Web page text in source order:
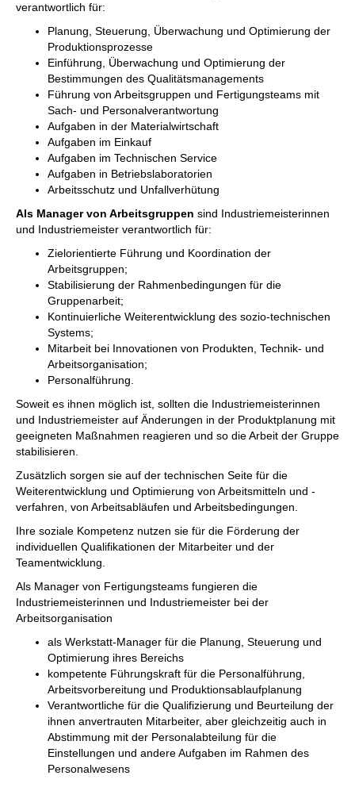
verantwortlich für:
Planung, Steuerung, Überwachung und Optimierung der
Produktionsprozesse
Einführung, Überwachung und Optimierung der
Bestimmungen des Qualitätsmanagements
Führung von Arbeitsgruppen und Fertigungsteams mit
Sach- und Personalverantwortung
Aufgaben in der Materialwirtschaft
Aufgaben im Einkauf
Aufgaben im Technischen Service
Aufgaben in Betriebslaboratorien
Arbeitsschutz und Unfallverhütung
Als Manager von Arbeitsgruppen sind Industriemeisterinnen
und Industriemeister verantwortlich für:
Zielorientierte Führung und Koordination der
Arbeitsgruppen;
Stabilisierung der Rahmenbedingungen für die
Gruppenarbeit;
Kontinuierliche Weiterentwicklung des sozio-technischen
Systems;
Mitarbeit bei Innovationen von Produkten, Technik- und
Arbeitsorganisation;
Personalführung.
Soweit es ihnen möglich ist, sollten die Industriemeisterinnen
und Industriemeister auf Änderungen in der Produktplanung mit
geeigneten Maßnahmen reagieren und so die Arbeit der Gruppe
stabilisieren.
Zusätzlich sorgen sie auf der technischen Seite für die
Weiterentwicklung und Optimierung von Arbeitsmitteln und -
verfahren, von Arbeitsabläufen und Arbeitsbedingungen.
Ihre soziale Kompetenz nutzen sie für die Förderung der
individuellen Qualifikationen der Mitarbeiter und der
Teamentwicklung.
Als Manager von Fertigungsteams fungieren die
Industriemeisterinnen und Industriemeister bei der
Arbeitsorganisation
als Werkstatt-Manager für die Planung, Steuerung und
Optimierung ihres Bereichs
kompetente Führungskraft für die Personalführung,
Arbeitsvorbereitung und Produktionsablaufplanung
Verantwortliche für die Qualifizierung und Beurteilung der
ihnen anvertrauten Mitarbeiter, aber gleichzeitig auch in
Abstimmung mit der Personalabteilung für die
Einstellungen und andere Aufgaben im Rahmen des
Personalwesens